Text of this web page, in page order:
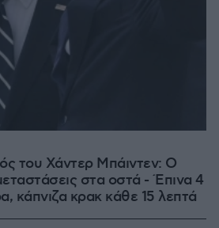
του Χάντερ Μπάιντεν: Ο
στα οστά - Έπινα 4
κάπνιζα κρακ κάθε 15 λεπτά